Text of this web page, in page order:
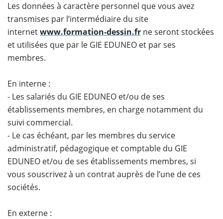
Les données à caractère personnel que vous avez
transmises par l’intermédiaire du site
internetwww.formation-dessin.fr ne seront stockées
et utilisées que par le GIE EDUNEO et par ses
membres.
En interne :
- Les salariés du GIE EDUNEO et/ou de ses
établissements membres, en charge notamment du
suivi commercial.
- Le cas échéant, par les membres du service
administratif, pédagogique et comptable du GIE
EDUNEO et/ou de ses établissements membres, si
vous souscrivez à un contrat auprès de l’une de ces
sociétés.
En externe :